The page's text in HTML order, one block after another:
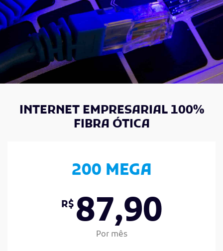
INTERNET EMPRESARIAL 100%
FIBRA ÓTICA
200 MEGA
R$ 87,90
Por mês